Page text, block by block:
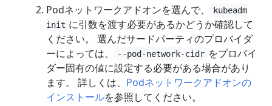
Podネットワークアドオンを選んで、
kubeadm
init に引数を渡す必要があるかどうか確認して
ください。 選んだサードパーティのプロバイダ
ーによっては、
--pod-network-cidr をプロバイ
ダー固有の値に設定する必要がある場合があり
ます。 詳しくは、 Podネットワークアドオンの
インストールを参照してください。